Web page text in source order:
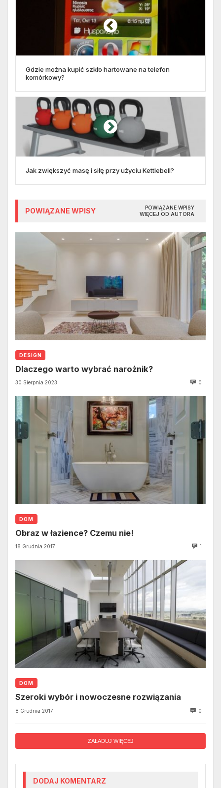
Gdzie można kupić szkło hartowane na telefon
komórkowy?
Jak zwiększyć masę i siłę przy użyciu Kettlebell?
POWIĄZANE WPISY
POWIĄZANE WPISY
WIĘCEJ OD AUTORA
DESIGN
Dlaczego warto wybrać narożnik?
30 Sierpnia 2023 0
DOM
Obraz w łazience? Czemu nie!
18 Grudnia 2017 1
DOM
Szeroki wybór i nowoczesne rozwiązania
8 Grudnia 2017 0
ZAŁADUJ WIĘCEJ
DODAJ KOMENTARZ